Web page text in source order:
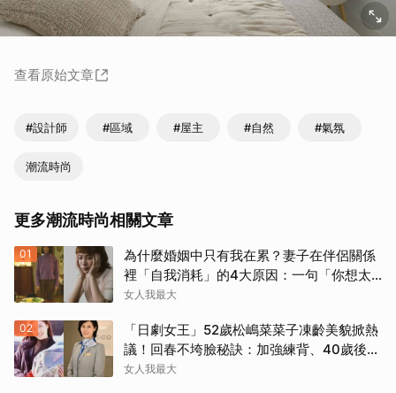
查看原始文章
#設計師 #區域 #屋主 #自然 #氣氛
潮流時尚
更多潮流時尚相關文章
01
為什麼婚姻中只有我在累？妻子在伴侶關係
裡「自我消耗」的4大原因：一句「你想太
多」讓人無奈
女人我最大
02
「日劇女王」52歲松嶋菜菜子凍齡美貌掀熱
議！回春不垮臉秘訣：加強練背、40歲後飲
食是關鍵！
女人我最大